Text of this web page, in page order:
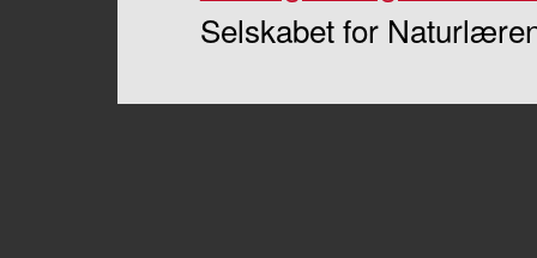
Selskabet for